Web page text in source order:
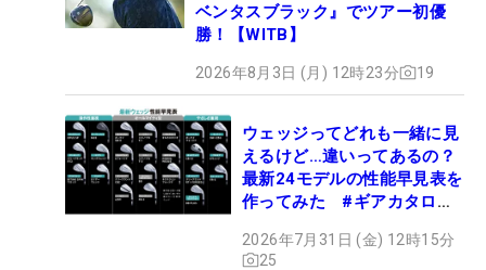
ベンタスブラック』でツアー初優
勝！【WITB】
2026年8月3日 (月) 12時23分 19
ウェッジってどれも一緒に見
えるけど…違いってあるの？
最新24モデルの性能早見表を
作ってみた #ギアカタログ
2026年7月31日 (金) 12時15分
25